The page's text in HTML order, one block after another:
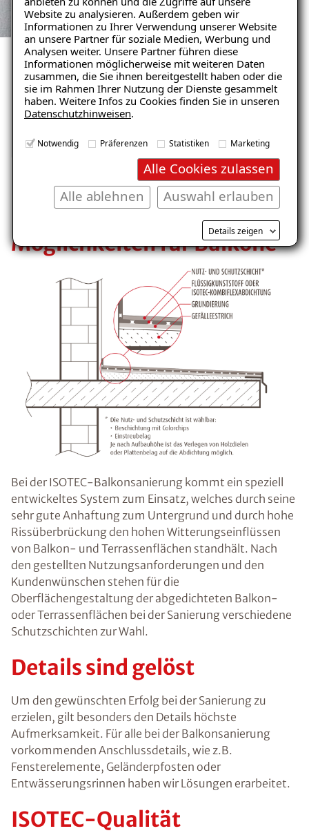
Website zu analysieren. Außerdem geben wir
Informationen zu Ihrer Verwendung unserer Website
an unsere Partner für soziale Medien, Werbung und
Analysen weiter. Unsere Partner führen diese
Informationen möglicherweise mit weiteren Daten
zusammen, die Sie ihnen bereitgestellt haben oder die
sie im Rahmen Ihrer Nutzung der Dienste gesammelt
haben. Weitere Infos zu Cookies finden Sie in unseren
Datenschutzhinweisen.
Notwendig Präferenzen Statistiken Marketing
Alle Cookies zulassen
Auswahl erlauben
Alle ablehnen
Details zeigen
UNSERE ZUFRIEDENEN KUNDEN
Balkonsanierung an einem
Haus
Mehr erfahren
Dünner Aufbau – Vielfältige
Möglichkeiten für Balkone
Bei der ISOTEC-Balkonsanierung kommt ein speziell
entwickeltes System zum Einsatz, welches durch seine
sehr gute Anhaftung zum Untergrund und durch hohe
Rissüberbrückung den hohen Witterungseinflüssen
von Balkon- und Terrassenflächen standhält. Nach
den gestellten Nutzungsanforderungen und den
Kundenwünschen stehen für die
Oberflächengestaltung der abgedichteten Balkon-
oder Terrassenflächen bei der Sanierung verschiedene
Schutzschichten zur Wahl.
Details sind gelöst
Um den gewünschten Erfolg bei der Sanierung zu
erzielen, gilt besonders den Details höchste
Aufmerksamkeit. Für alle bei der Balkonsanierung
vorkommenden Anschlussdetails, wie z.B.
Fensterelemente, Geländerpfosten oder
Entwässerungsrinnen haben wir Lösungen erarbeitet.
ISOTEC-Qualität